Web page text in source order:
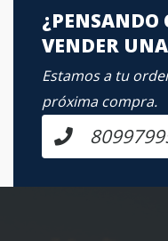
¿PENSANDO
VENDER
Estamos a tu
próxima compra.